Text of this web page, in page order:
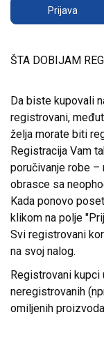
Prijava
ŠTA DOBIJAM
Da biste kupovali
registrovani,
želja morate biti
Registracija Vam
poručivanje robe –
obrasce sa
Kada ponovo
klikom na polje
Svi registrovani
na svoj nalog.
Registrovani kupci
neregistrovanih
omiljenih